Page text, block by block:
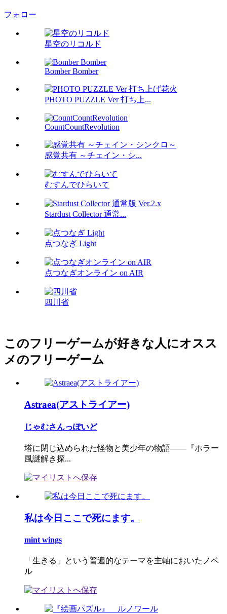
フォロー
星空のリコルド
Bomber Bomber
PHOTO PUZZLE Ver 打ち上...
CountCountRevolution
感覚共有 ～チェイン・シ...
むすんでひらいて
Stardust Collector 通常...
点つなぎ Light
点つなぎオンライン on AIR
四川省
このフリーゲームが好きな人にオスス
メのフリーゲーム
Astraea(アストライアー)
じゃむさんっぽいど
塔に閉じ込められた怪物と美少年の物語――『ホラー
風謎解き探...
私は今日ここで死にます。
mint wings
「生きる」という普遍的なテーマを主軸においたノベ
ル